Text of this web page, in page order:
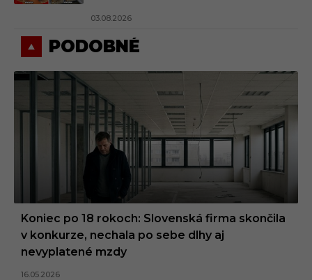
03.08.2026
PODOBNÉ
Koniec po 18 rokoch: Slovenská firma skončila
v konkurze, nechala po sebe dlhy aj
nevyplatené mzdy
16.05.2026